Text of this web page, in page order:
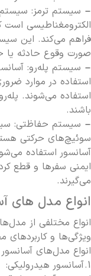
– سیستم ترمز: سیستم
الکترومغناطیسی است
فراهم می‌کند. این
صورت وقوع حادثه یا
– سیستم پله‌رو:
استفاده در موارد
استفاده می‌شوند.
باشند.
– سیستم حفاظتی:
سوئیچ‌های حرکتی
آسانسور استفاده
ایمنی سفرها و قطع
می‌گیرند.
انواع مدل های
انواع مختلفی از
ویژگی‌ها و کاربردهای
انواع مدل‌های آسانسور
1. آسانسور هیدرولیکی: